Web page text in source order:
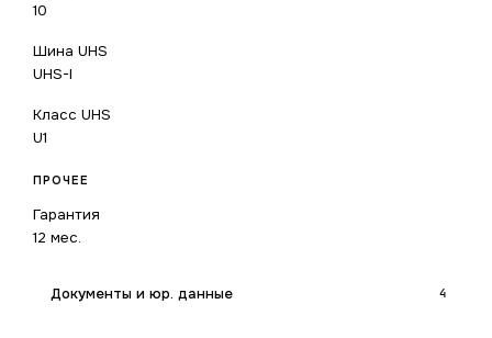
10
Шина UHS
UHS-I
Класс UHS
U1
ПРОЧЕЕ
Гарантия
12 мес.
Документы и юр. данные 4